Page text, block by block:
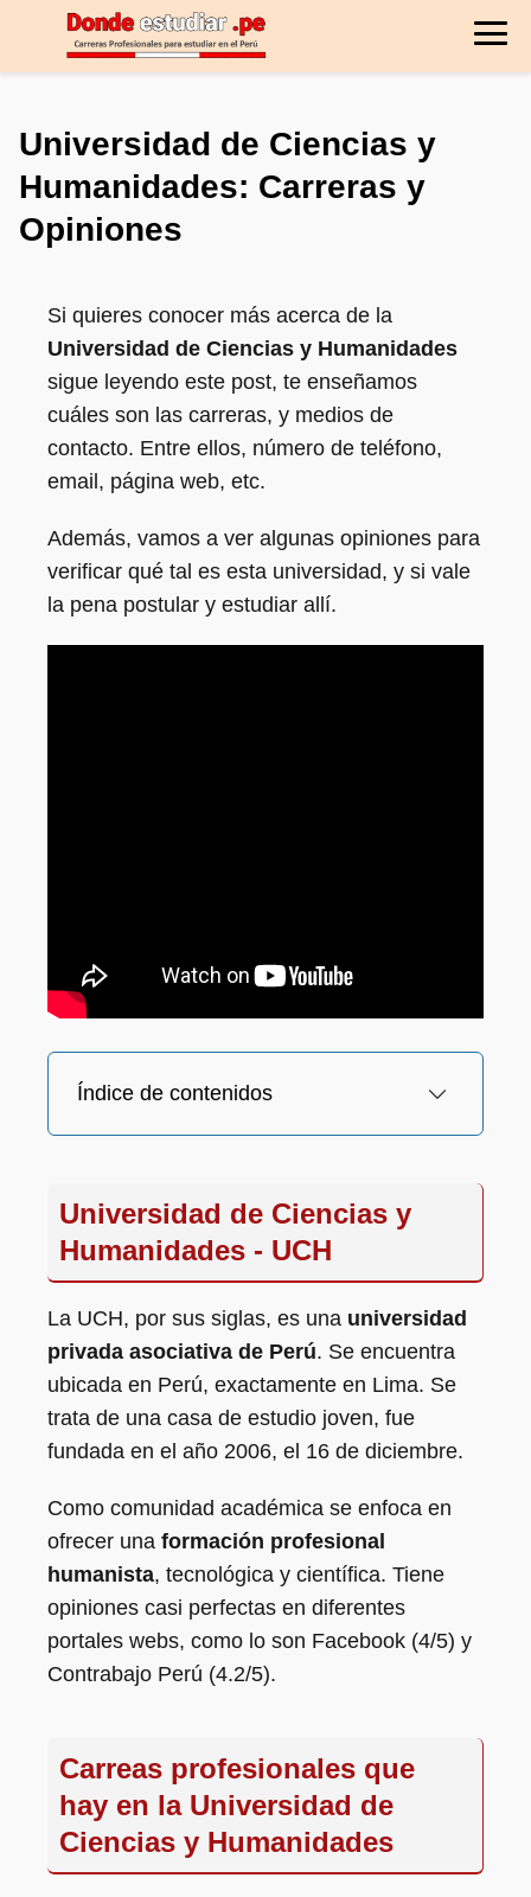
Universidad de Ciencias y
Humanidades: Carreras y
Opiniones
Si quieres conocer más acerca de la
Universidad de Ciencias y Humanidades
sigue leyendo este post, te enseñamos
cuáles son las carreras, y medios de
contacto. Entre ellos, número de teléfono,
email, página web, etc.
Además, vamos a ver algunas opiniones para
verificar qué tal es esta universidad, y si vale
la pena postular y estudiar allí.
Índice de contenidos
Universidad de Ciencias y
Humanidades - UCH
La UCH, por sus siglas, es una universidad
privada asociativa de Perú. Se encuentra
ubicada en Perú, exactamente en Lima. Se
trata de una casa de estudio joven, fue
fundada en el año 2006, el 16 de diciembre.
Como comunidad académica se enfoca en
ofrecer una formación profesional
humanista, tecnológica y científica. Tiene
opiniones casi perfectas en diferentes
portales webs, como lo son Facebook (4/5) y
Contrabajo Perú (4.2/5).
Carreas profesionales que
hay en la Universidad de
Ciencias y Humanidades